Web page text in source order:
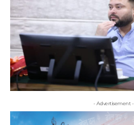
- Advertisement -